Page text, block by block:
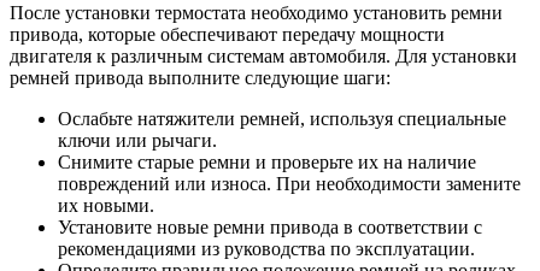
После установки термостата необходимо установить ремни
привода, которые обеспечивают передачу мощности
двигателя к различным системам автомобиля. Для установки
ремней привода выполните следующие шаги:
Ослабьте натяжители ремней, используя специальные
ключи или рычаги.
Снимите старые ремни и проверьте их на наличие
повреждений или износа. При необходимости замените
их новыми.
Установите новые ремни привода в соответствии с
рекомендациями из руководства по эксплуатации.